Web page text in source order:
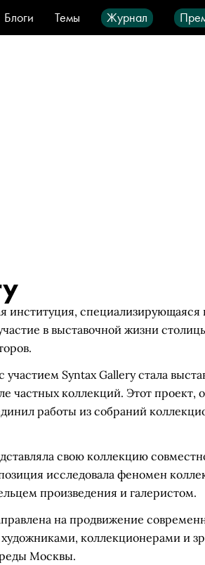
Блоги Темы Журнал
Стиль
Видео Город IT-
институция,
в выставочной жизни
Syntax Gallery стала
частных коллекций. Этот проект,
работы из собраний
свою коллекцию
исследовала феномен
произведения и галеристом.
на продвижение
коллекционерами и
Москвы.